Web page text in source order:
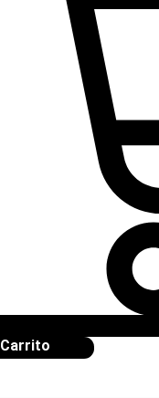
Carrito